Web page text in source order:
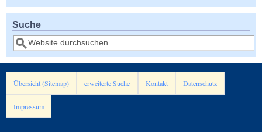
Suche
Suche
Übersicht (Sitemap) erweiterte Suche Kontakt Datenschutz
Impressum